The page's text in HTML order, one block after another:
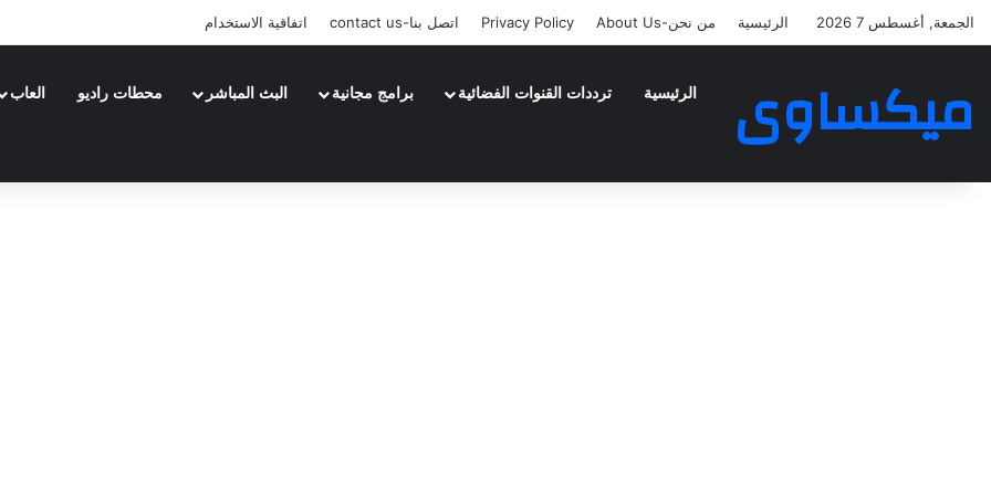
الجمعة, أغسطس 7 2026 الرئيسية من نحن-About Us Privacy Policy اتصل بنا-contact us اتفاقية الاستخدام
ميكساوى الرئيسية ترددات القنوات الفضائية برامج مجانية البث المباشر محطات راديو العاب